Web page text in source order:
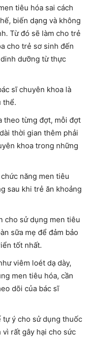
tiêu hóa sai cách
biến dạng và không
Từ đó sẽ làm cho trẻ
cho trẻ sơ sinh đến
dưỡng từ thực
sĩ chuyên khoa là
thể.
theo từng đợt, mỗi đợt
thời gian thêm phải
khoa trong những
năng men tiêu
sau khi trẻ ăn khoảng
cho sử dụng men tiêu
sữa mẹ để đảm bảo
tốt nhất.
viêm loét dạ dày,
men tiêu hóa, cần
dõi của bác sĩ
tự ý cho sử dụng thuốc
rất gây hại cho sức